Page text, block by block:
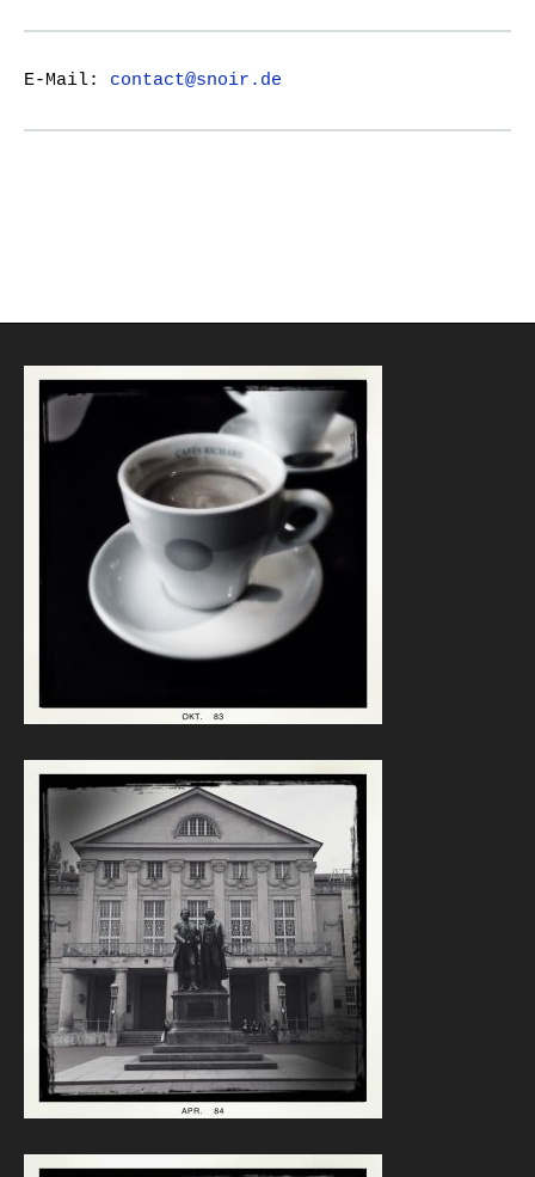
E-Mail: contact@snoir.de